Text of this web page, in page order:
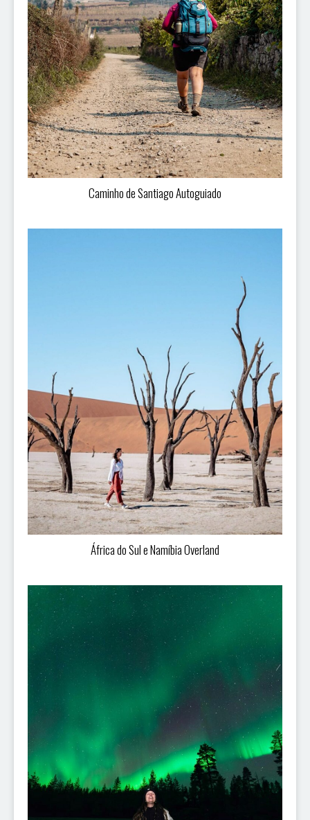
Caminho de Santiago Autoguiado
África do Sul e Namíbia Overland